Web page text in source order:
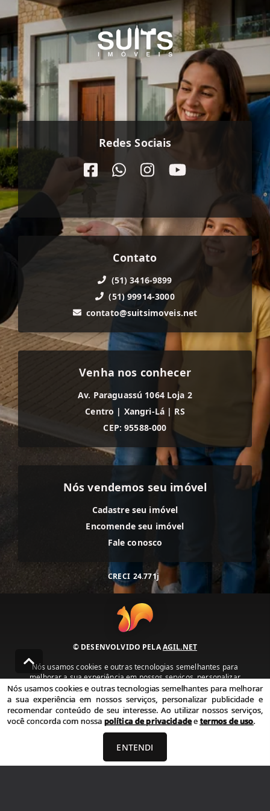
Redes Sociais
Contato
(51) 3416-9899
(51) 99914-3000
contato@suitsimoveis.net
Venha nos conhecer
Av. Paraguassú 1064 Loja 2
Centro | Xangri-Lá | RS
CEP: 95588-000
Nós vendemos seu imóvel
Cadastre seu imóvel
Encomende seu imóvel
Fale conosco
CRECI 24.771j
© DESENVOLVIDO PELAAGIL.NET
Nós usamos cookies e outras tecnologias semelhantes para
melhorar a sua experiência em nossos serviços, personalizar
publicidade e recomendar conteúdo de seu interesse. Ao utilizar
nossos serviços, você concorda com nossa política de privacidade e
termos de uso.
Política de Privacidade Termos de uso
Nós usamos cookies e outras tecnologias semelhantes para melhorar
a sua experiência em nossos serviços, personalizar publicidade e
recomendar conteúdo de seu interesse. Ao utilizar nossos serviços,
você concorda com nossa política de privacidadeetermos de uso.
ENTENDI